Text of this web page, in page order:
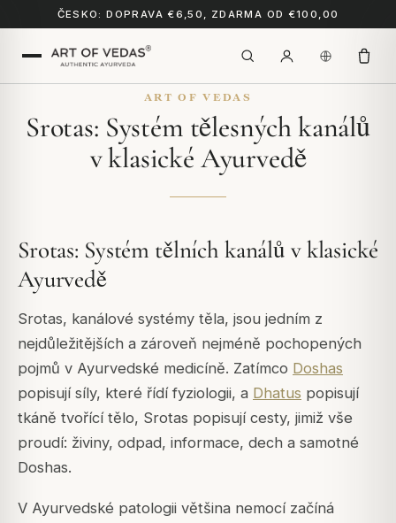
ČESKO: DOPRAVA €6,50, ZDARMA OD €100,00
ART OF VEDAS
Srotas: Systém tělesných kanálů
v klasické Ayurvedě
Srotas: Systém tělních kanálů v klasické
Ayurvedě
Srotas, kanálové systémy těla, jsou jedním z
nejdůležitějších a zároveň nejméně pochopených
pojmů v Ayurvedské medicíně. Zatímco Doshas
popisují síly, které řídí fyziologii, a Dhatus popisují
tkáně tvořící tělo, Srotas popisují cesty, jimiž vše
proudí: živiny, odpad, informace, dech a samotné
Doshas.
V Ayurvedské patologii většina nemocí začíná